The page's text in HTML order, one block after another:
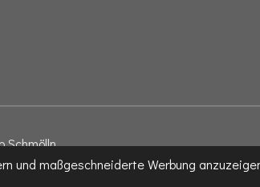
und maßgeschneiderte Werbung
Schmölln